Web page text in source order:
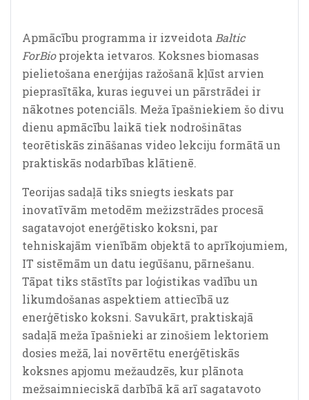
Apmācību programma ir izveidota Baltic
ForBioprojekta ietvaros. Koksnes biomasas
pielietošana enerģijas ražošanā kļūst arvien
pieprasītāka, kuras ieguvei un pārstrādei ir
nākotnes potenciāls. Meža īpašniekiem šo divu
dienu apmācību laikā tiek nodrošinātas
teorētiskās zināšanas video lekciju formātā un
praktiskās nodarbības klātienē.
Teorijas sadaļā tiks sniegts ieskats par
inovatīvām metodēm mežizstrādes procesā
sagatavojot enerģētisko koksni, par
tehniskajām vienībām objektā to aprīkojumiem,
IT sistēmām un datu iegūšanu, pārnešanu.
Tāpat tiks stāstīts par loģistikas vadību un
likumdošanas aspektiem attiecībā uz
enerģētisko koksni. Savukārt, praktiskajā
sadaļā meža īpašnieki ar zinošiem lektoriem
dosies mežā, lai novērtētu enerģētiskās
koksnes apjomu mežaudzēs, kur plānota
mežsaimnieciskā darbībā kā arī sagatavoto